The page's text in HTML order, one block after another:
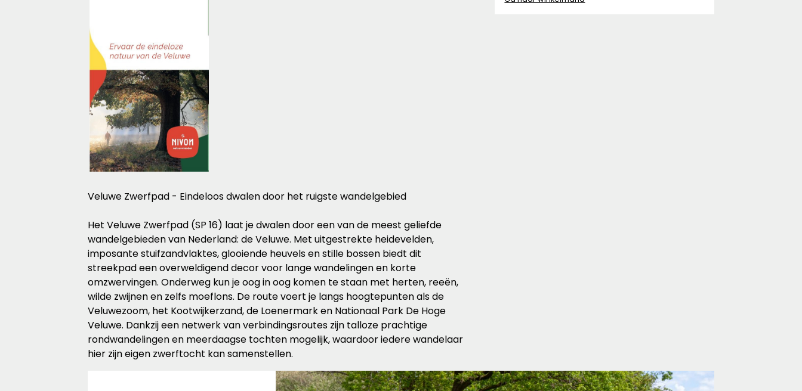
Veluwe Zwerfpad - Eindeloos dwalen door het ruigste wandelgebied
Het Veluwe Zwerfpad (SP 16) laat je dwalen door een van de meest geliefde
wandelgebieden van Nederland: de Veluwe. Met uitgestrekte heidevelden,
imposante stuifzandvlaktes, glooiende heuvels en stille bossen biedt dit
streekpad een overweldigend decor voor lange wandelingen en korte
omzwervingen. Onderweg kun je oog in oog komen te staan met herten, reeën,
wilde zwijnen en zelfs moeflons. De route voert je langs hoogtepunten als de
Veluwezoom, het Kootwijkerzand, de Loenermark en Nationaal Park De Hoge
Veluwe. Dankzij een netwerk van verbindingsroutes zijn talloze prachtige
rondwandelingen en meerdaagse tochten mogelijk, waardoor iedere wandelaar
hier zijn eigen zwerftocht kan samenstellen.